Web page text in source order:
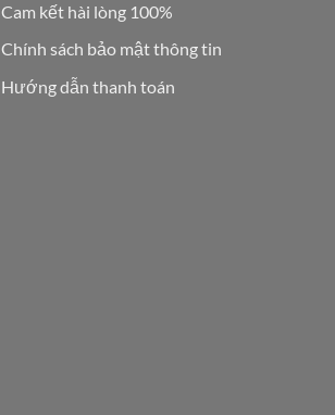
Cam kết hài lòng 100%
Chính sách bảo mật thông tin
Hướng dẫn thanh toán